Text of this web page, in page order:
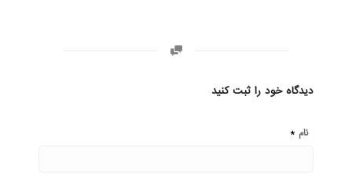
دیدگاه خود را ثبت کنید
نام *